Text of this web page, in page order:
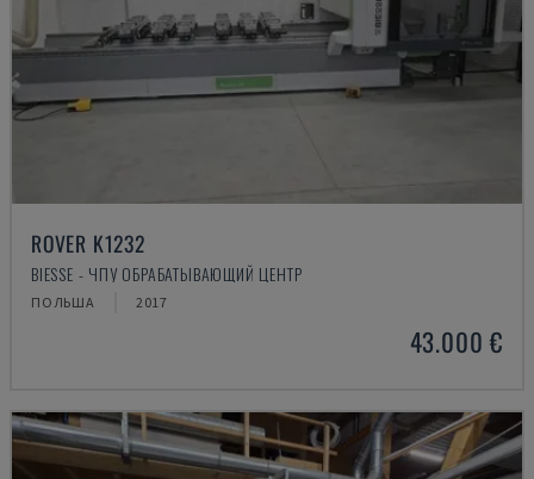
ROVER K1232
BIESSE - ЧПУ ОБРАБАТЫВАЮЩИЙ ЦЕНТР
ПОЛЬША 2017
43.000 €